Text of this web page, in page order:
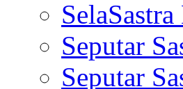
Seputar
Seputar